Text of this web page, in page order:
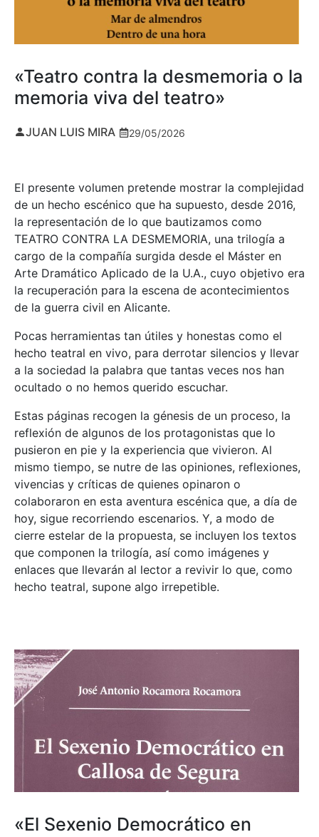
«Teatro contra la desmemoria o la
memoria viva del teatro»
JUAN LUIS MIRA 29/05/2026
El presente volumen pretende mostrar la complejidad
de un hecho escénico que ha supuesto, desde 2016,
la representación de lo que bautizamos como
TEATRO CONTRA LA DESMEMORIA, una trilogía a
cargo de la compañía surgida desde el Máster en
Arte Dramático Aplicado de la U.A., cuyo objetivo era
la recuperación para la escena de acontecimientos
de la guerra civil en Alicante.
Pocas herramientas tan útiles y honestas como el
hecho teatral en vivo, para derrotar silencios y llevar
a la sociedad la palabra que tantas veces nos han
ocultado o no hemos querido escuchar.
Estas páginas recogen la génesis de un proceso, la
reflexión de algunos de los protagonistas que lo
pusieron en pie y la experiencia que vivieron. Al
mismo tiempo, se nutre de las opiniones, reflexiones,
vivencias y críticas de quienes opinaron o
colaboraron en esta aventura escénica que, a día de
hoy, sigue recorriendo escenarios. Y, a modo de
cierre estelar de la propuesta, se incluyen los textos
que componen la trilogía, así como imágenes y
enlaces que llevarán al lector a revivir lo que, como
hecho teatral, supone algo irrepetible.
«El Sexenio Democrático en